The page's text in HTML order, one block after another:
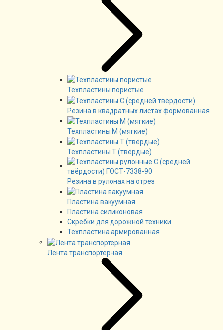
Техпластины пористые
Резина в квадратных листах формованная
Техпластины М (мягкие)
Техпластины Т (твёрдые)
Резина в рулонах на отрез
Пластина вакуумная
Пластина силиконовая
Скребки для дорожной техники
Техпластина армированная
Лента транспортерная